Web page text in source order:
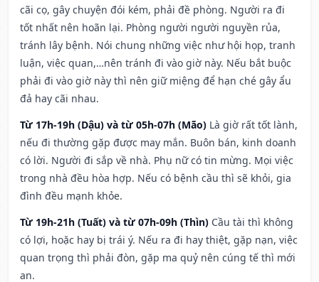
cãi cọ, gây chuyện đói kém, phải đề phòng. Người ra đi
tốt nhất nên hoãn lại. Phòng người người nguyền rủa,
tránh lây bệnh. Nói chung những việc như hội họp, tranh
luận, việc quan,…nên tránh đi vào giờ này. Nếu bắt buộc
phải đi vào giờ này thì nên giữ miệng để hạn ché gây ẩu
đả hay cãi nhau.
Từ 17h-19h (Dậu) và từ 05h-07h (Mão) Là giờ rất tốt lành,
nếu đi thường gặp được may mắn. Buôn bán, kinh doanh
có lời. Người đi sắp về nhà. Phụ nữ có tin mừng. Mọi việc
trong nhà đều hòa hợp. Nếu có bệnh cầu thì sẽ khỏi, gia
đình đều mạnh khỏe.
Từ 19h-21h (Tuất) và từ 07h-09h (Thìn) Cầu tài thì không
có lợi, hoặc hay bị trái ý. Nếu ra đi hay thiệt, gặp nạn, việc
quan trọng thì phải đòn, gặp ma quỷ nên cúng tế thì mới
an.